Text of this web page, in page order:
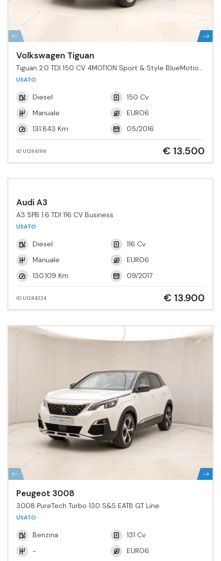
Volkswagen Tiguan
Tiguan 2.0 TDI 150 CV 4MOTION Sport & Style BlueMotion
Tech.
USATO
Diesel
150 Cv
Manuale
EURO6
131.843 Km
05/2016
ID U1284198 € 13.500
Audi A3
A3 SPB 1.6 TDI 116 CV Business
USATO
Diesel
116 Cv
Manuale
EURO6
130.109 Km
09/2017
ID U1284224 € 13.900
Peugeot 3008
3008 PureTech Turbo 130 S&S EAT8 GT Line
USATO
Benzina
131 Cv
-
EURO6.